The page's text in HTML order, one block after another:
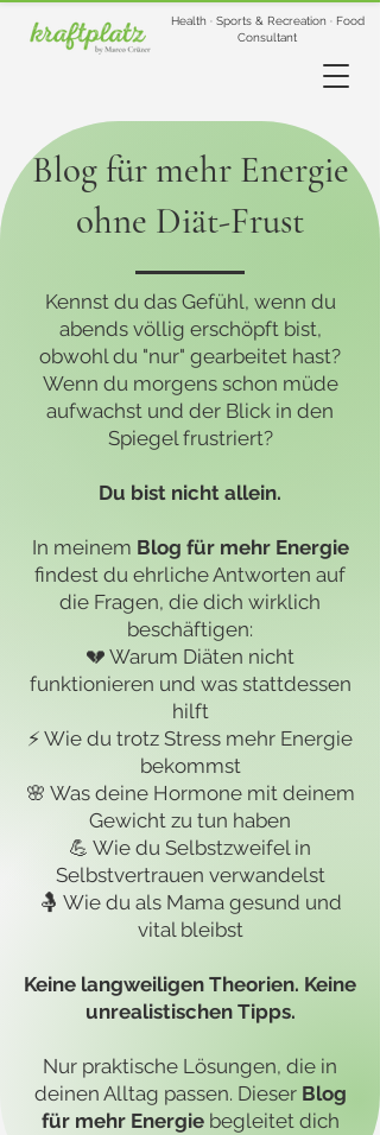
Health · Sports & Recreation · Food
Consultant
Blog für mehr Energie
ohne Diät-Frust
Kennst du das Gefühl, wenn du
abends völlig erschöpft bist,
obwohl du "nur" gearbeitet hast?
Wenn du morgens schon müde
aufwachst und der Blick in den
Spiegel frustriert?
Du bist nicht allein.
In meinem Blog für mehr Energie
findest du ehrliche Antworten auf
die Fragen, die dich wirklich
beschäftigen:
💔 Warum Diäten nicht
funktionieren und was stattdessen
hilft
⚡ Wie du trotz Stress mehr Energie
bekommst
🌸 Was deine Hormone mit deinem
Gewicht zu tun haben
💪 Wie du Selbstzweifel in
Selbstvertrauen verwandelst
🤱 Wie du als Mama gesund und
vital bleibst
Keine langweiligen Theorien. Keine
unrealistischen Tipps.
Nur praktische Lösungen, die in
deinen Alltag passen. Dieser Blog
für mehr Energiebegleitet dich